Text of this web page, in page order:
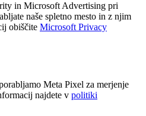
in Microsoft Advertising pri
naše spletno mesto in z njim
obiščite Microsoft Privacy
Meta Pixel za merjenje
najdete v politiki